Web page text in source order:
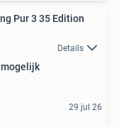
Pur 3 35 Edition
Details
29 jul 26